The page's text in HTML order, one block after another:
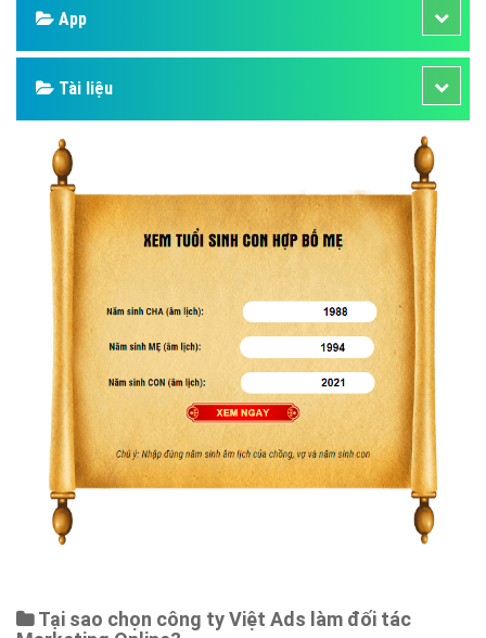
App
Tài liệu
Tại sao chọn công ty Việt Ads làm đối tác